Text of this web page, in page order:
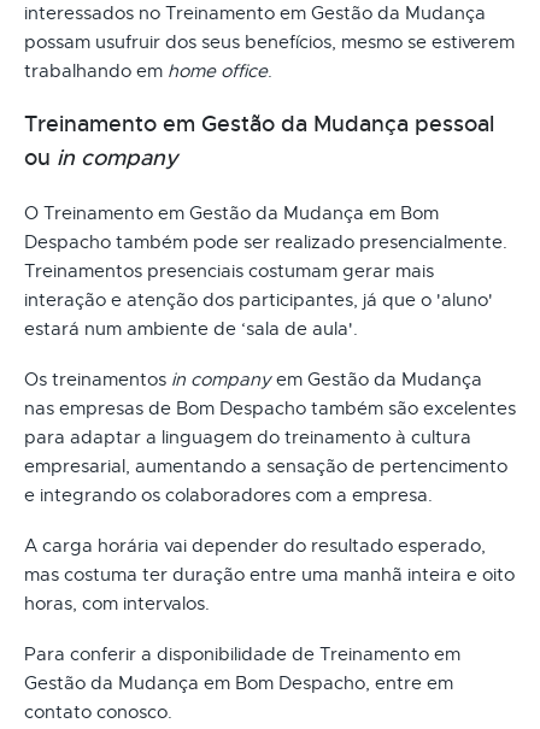
interessados no Treinamento em Gestão da Mudança
possam usufruir dos seus benefícios, mesmo se estiverem
trabalhando em home office.
Treinamento em Gestão da Mudança pessoal
ou in company
O Treinamento em Gestão da Mudança em Bom
Despacho também pode ser realizado presencialmente.
Treinamentos presenciais costumam gerar mais
interação e atenção dos participantes, já que o 'aluno'
estará num ambiente de ‘sala de aula'.
Os treinamentos in companyem Gestão da Mudança
nas empresas de Bom Despacho também são excelentes
para adaptar a linguagem do treinamento à cultura
empresarial, aumentando a sensação de pertencimento
e integrando os colaboradores com a empresa.
A carga horária vai depender do resultado esperado,
mas costuma ter duração entre uma manhã inteira e oito
horas, com intervalos.
Para conferir a disponibilidade de Treinamento em
Gestão da Mudança em Bom Despacho, entre em
contato conosco.